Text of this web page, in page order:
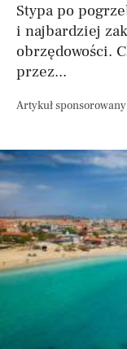
Stypa po
i najbardziej
obrzędowości.
przez...
Artykuł sponsorowany